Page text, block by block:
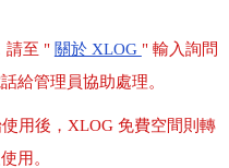
請至 " 關於 XLOG " 輸入詢問
給管理員協助處理。
用後，XLOG 免費空間則轉
用。